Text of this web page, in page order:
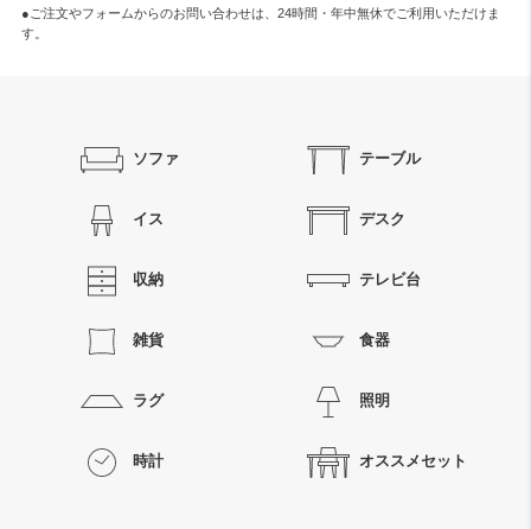
●ご注文やフォームからのお問い合わせは、 24時間・年中無休でご利用いただけま
す。
ソファ テーブル
イス デスク
収納 テレビ台
雑貨 食器
ラグ 照明
時計 オススメセット